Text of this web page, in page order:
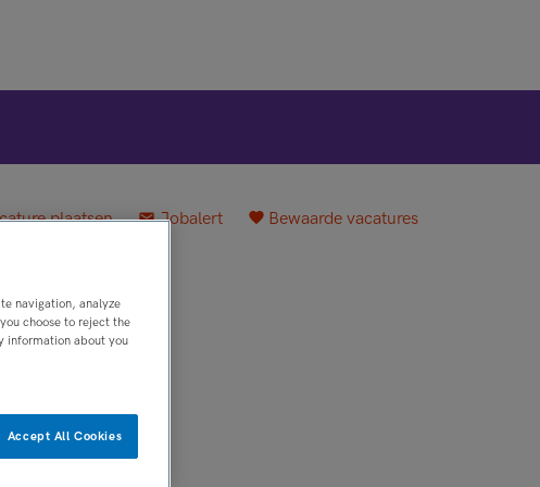
plaatsen Jobalert Bewaarde vacatures
en
navigation, analyze
choose to reject the
information about you
Accept All Cookies